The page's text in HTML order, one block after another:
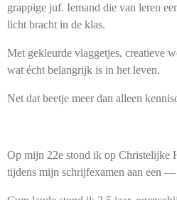
grappige juf. Iemand die van leren
licht bracht in de klas.
Met gekleurde vlaggetjes, creatieve
wat écht belangrijk is in het leven.
Net dat beetje meer dan alleen
Op mijn 22e stond ik op Christelijke
tijdens mijn schrijfexamen aan een